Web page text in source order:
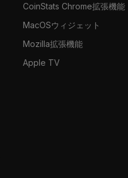
CoinStats Chrome拡張機能
MacOSウィジェット
Mozilla拡張機能
Apple TV